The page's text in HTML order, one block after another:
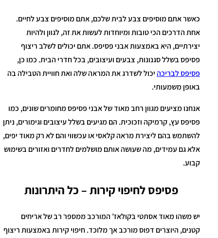
כאשר אתם מוסיפים צבע לבית שלכם, אתם מוסיפים צבע לחיים.
אחת הדרכים הכי טובות ומיוחדות לעשות את זה, לגוון ולהיות
יצירתיים, היא באמצעות אבני פסיפס. אתם יכולים לשלב ריצוף
פסיפס בשלל סגנונות, צבעים ועיצובים, בכל חדרי הבית. כמו כן,
פסיפס לבריכהיכול לשדרג את המראה שלה ואת חוויית הטבילה בה
באופן משמעותי.
אנחנו מציעים מגוון רחב מאוד של אבני פסיפס מחומרים שונים, כמו
פסיפס עץ, קרמיקה וזכוכית. הם מגיעים בשלל עיצובים וגימורים, ניתן
להשתמש בהם ליצירת מראה קלאסי או עכשווי והם לא רק מאוד יפים,
אלא גם עמידים, מה שעושה אותם מושלמים לחדרים ואזורים בשימוש
קבוע.
פסיפס לחיפוי קירות – כל היתרונות
יש משהו מאוד אסתטי בקולאז’ המורכב ממספר רב של אריחים
קטנים, היוצרים דפוס מורכב אך מלוכד. חיפוי קירות באמצעות ריצוף